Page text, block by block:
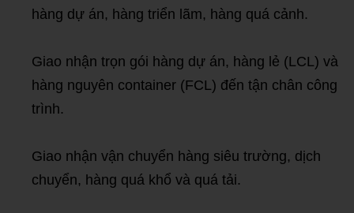
hàng dự án, hàng triển lãm, hàng quá cảnh.
Giao nhận trọn gói hàng dự án, hàng lẻ (LCL) và
hàng nguyên container (FCL) đến tận chân công
trình.
Giao nhận vận chuyển hàng siêu trường, dịch
chuyển, hàng quá khổ và quá tải.